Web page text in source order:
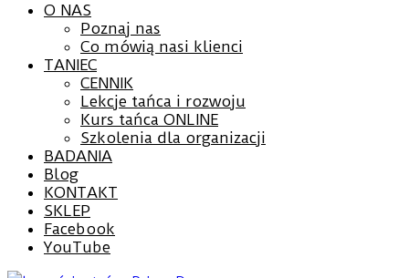
O NAS
Poznaj nas
Co mówią nasi klienci
TANIEC
CENNIK
Lekcje tańca i rozwoju
Kurs tańca ONLINE
Szkolenia dla organizacji
BADANIA
Blog
KONTAKT
SKLEP
Facebook
YouTube